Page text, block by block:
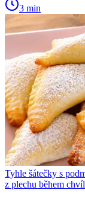
3 min
Tyhle šátečky s
z plechu během